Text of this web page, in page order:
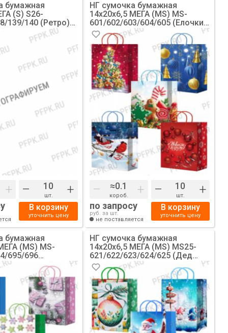
бумажная
(S) S26-
139/140 (Ретро)
+ – шт. +
В корзину
уточнить цену
НГ сумочка бумажная
14х20х6,5 МЕГА (MS) MS-
601/602/603/604/605 (Елочки,
снегири) [10/200]
– короб. + – шт. +
по запросу
руб. за шт.
не поставляется
В корзину
уточнить цену
бумажная
(MS) MS-
695/696
[10/200]
НГ сумочка бумажная
14х20х6,5 МЕГА (MS) MS25-
621/622/623/624/625 (Дед
Мороз, Елочки) [10/200]